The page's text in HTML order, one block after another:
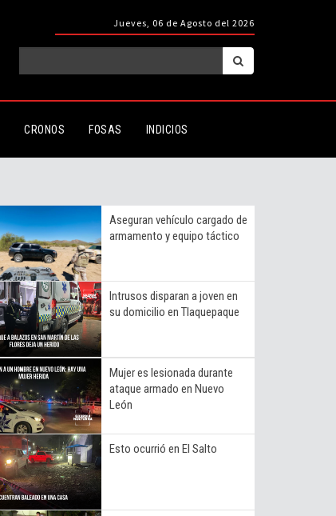
Jueves, 06 de Agosto del 2026
CRONOS FOSAS INDICIOS
Aseguran vehículo cargado de
armamento y equipo táctico
Intrusos disparan a joven en
su domicilio en Tlaquepaque
Mujer es lesionada durante
ataque armado en Nuevo
León
Esto ocurrió en El Salto